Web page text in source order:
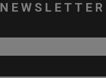
NEWSLETTER